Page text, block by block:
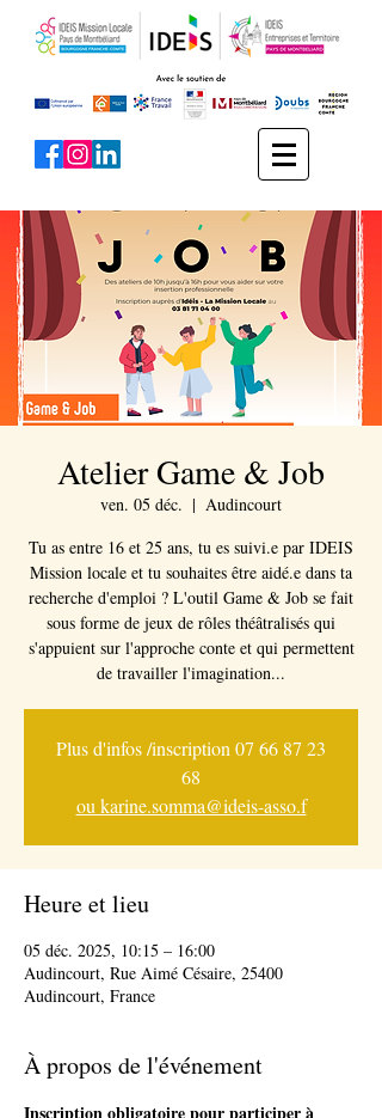
Atelier Game & Job
ven. 05 déc.
  |
Audincourt
Tu as entre 16 et 25 ans, tu es suivi.e par IDEIS
Mission locale et tu souhaites être aidé.e dans ta
recherche d'emploi ? L'outil Game & Job se fait
sous forme de jeux de rôles théâtralisés qui
s'appuient sur l'approche conte et qui permettent
de travailler l'imagination...
Plus d'infos /inscription 07 66 87 23
68
ou karine.somma@ideis-asso.f
Heure et lieu
05 déc. 2025, 10:15 – 16:00
Audincourt, Rue Aimé Césaire, 25400
Audincourt, France
À propos de l'événement
Inscription obligatoire pour participer à